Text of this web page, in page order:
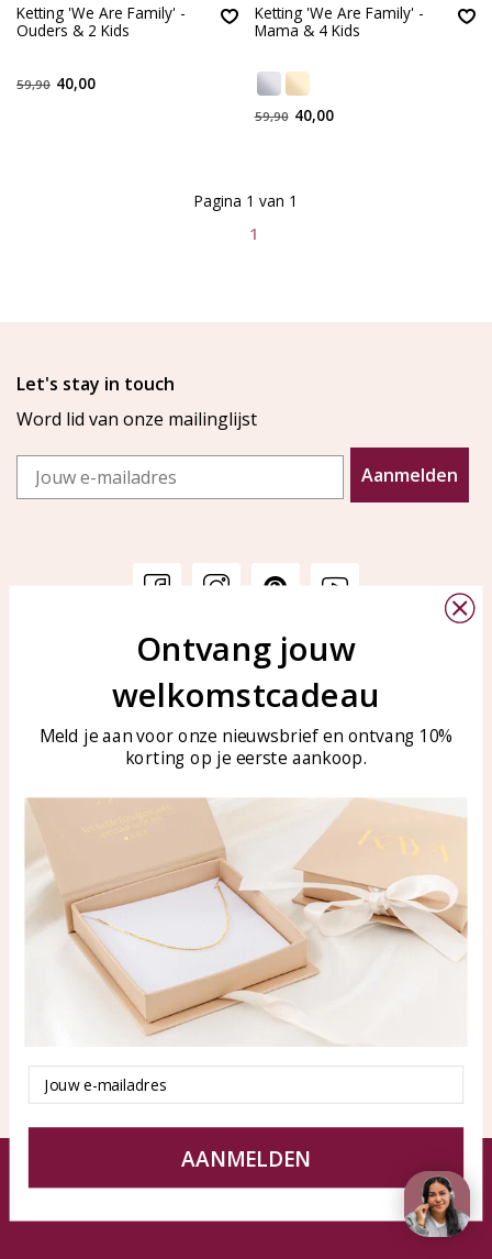
Ketting 'We Are Family' -
Ouders & 2 Kids
59,90 40,00
Ketting 'We Are Family' -
Mama & 4 Kids
59,90 40,00
1
Pagina 1 van 1
Let's stay in touch
Word lid van onze mailinglijst
Email
Aanmelden
Veelgestelde vragen
Sieraden onderhouden
KAYA Sieraden
Bellen of WhatsApp Ma-Vr
tussen 09:00-17:00
Tel: 0850003187
WhatsApp: 0850003187
klantenservice@kayasierade
Producten
Alle producten
Nieuwe producten
KAYA Sieraden
Over ons
Samenwerken?
Tips en Advies
Duurzaamheid
© KAYA Sieraden
Algemene voorwaarden Disclaimer Privacy Policy Sitemap
Ontvang jouw
welkomstcadeau
Meld je aan voor onze nieuwsbrief en ontvang 10%
korting op je eerste aankoop.
Email
AANMELDEN